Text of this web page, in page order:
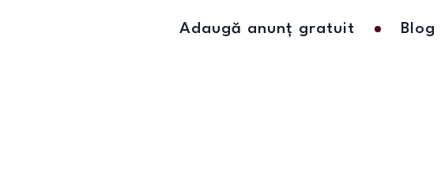
Adaugă anunț gratuit Blog